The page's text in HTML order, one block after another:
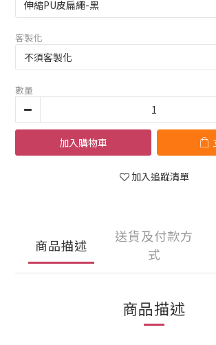
客製化
數量
加入購物車
加入追蹤清單
商品描述
送貨及付款方
式
商品描述